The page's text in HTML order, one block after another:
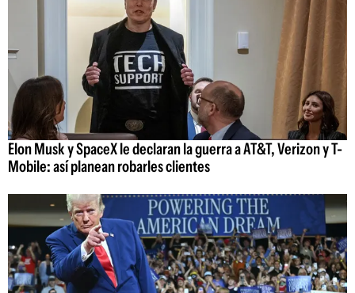
Elon Musk y SpaceX le declaran la guerra a AT&T, Verizon y T-
Mobile: así planean robarles clientes